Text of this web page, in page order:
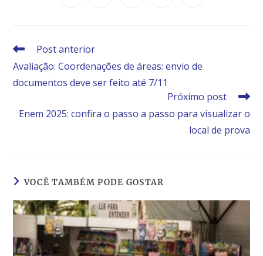
Post anterior
Avaliação: Coordenações de áreas: envio de
documentos deve ser feito até 7/11
Próximo post
Enem 2025: confira o passo a passo para visualizar o
local de prova
VOCÊ TAMBÉM PODE GOSTAR